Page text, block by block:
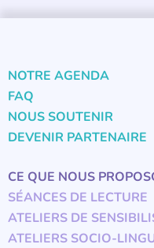
NOTRE AGENDA
FAQ
NOUS SOUTENIR
DEVENIR PARTENAIRE
CE QUE NOUS
SÉANCES DE LECTURE
ATELIERS DE
ATELIERS SOCIO-